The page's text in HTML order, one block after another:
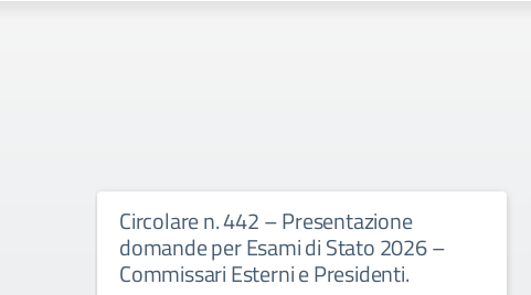
Circolare n. 442 – Presentazione
domande per Esami di Stato 2026 –
Commissari Esterni e Presidenti.